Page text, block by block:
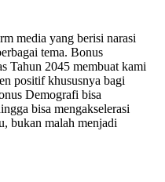
media yang berisi narasi
tema. Bonus
Tahun 2045 membuat kami
positif khususnya bagi
Demografi bisa
bisa mengakselerasi
bukan malah menjadi